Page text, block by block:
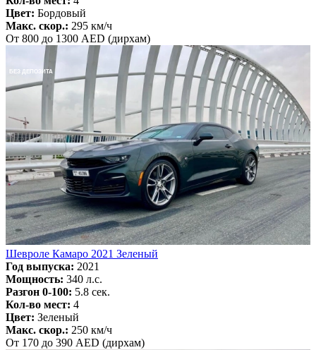
Цвет: Бордовый
Макс. скор.: 295 км/ч
От 800 до 1300 AED (дирхам)
БЕЗ ДЕПОЗИТА
Шевроле Камаро 2021 Зеленый
Год выпуска: 2021
Мощность: 340 л.с.
Разгон 0-100: 5.8 сек.
Кол-во мест: 4
Цвет: Зеленый
Макс. скор.: 250 км/ч
От 170 до 390 AED (дирхам)